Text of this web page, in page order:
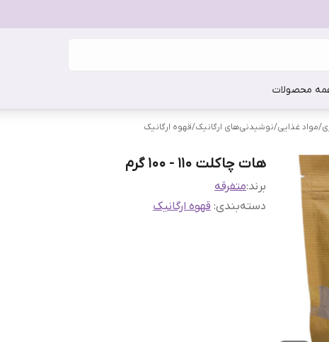
محصولات
/مواد غذایی/نوشیدنی‌های ارگانیک/قهوه ارگانیک
هات چاکلت 110 - 100 گرم
برند:متفرقه
دسته‌بندی: قهوه ارگانیک